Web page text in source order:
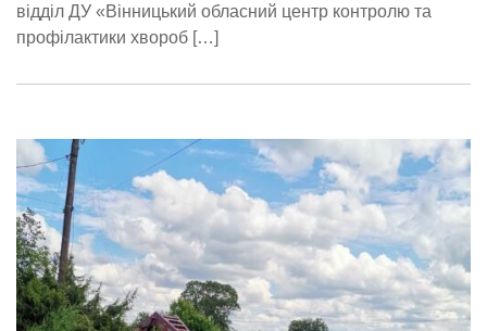
відділ ДУ «Вінницький обласний центр контролю та
профілактики хвороб […]